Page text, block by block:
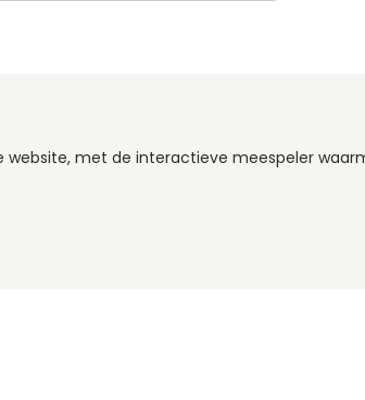
website, met de interactieve meespeler